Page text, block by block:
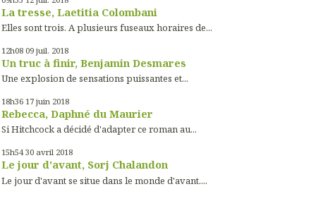
La tresse, Laetitia Colombani
Elles sont trois. A plusieurs fuseaux horaires de...
12h08 09 juil. 2018
Un truc à finir, Benjamin Desmares
Une explosion de sensations puissantes et...
18h36 17 juin 2018
Rebecca, Daphné du Maurier
Si Hitchcock a décidé d'adapter ce roman au...
15h54 30 avril 2018
Le jour d'avant, Sorj Chalandon
Le jour d'avant se situe dans le monde d'avant....